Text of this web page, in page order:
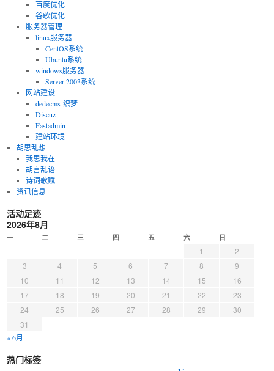
百度优化
谷歌优化
服务器管理
linux服务器
CentOS系统
Ubuntu系统
windows服务器
Server 2003系统
网站建设
dedecms-织梦
Discuz
Fastadmin
建站环境
胡思乱想
我思我在
胡言乱语
诗词歌赋
资讯信息
活动足迹
2026年8月
一 二 三 四 五 六 日
1
2
3
4 5 6 7 8
9
10
11 12 13 14 15
16
17
18 19 20 21 22
23
24
25 26 27 28 29
30
31
« 6月
热门标签